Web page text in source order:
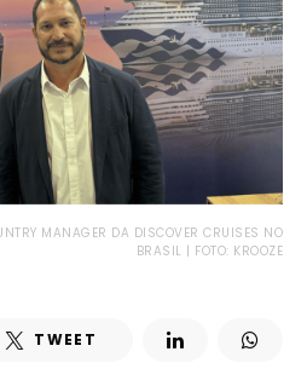
MANAGER DA DISCOVER CRUISES NO
BRASIL | FOTO: KROOZE
TWEET